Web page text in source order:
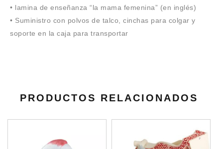
• lamina de enseñanza “la mama femenina” (en inglés)
• Suministro con polvos de talco, cinchas para colgar y
soporte en la caja para transportar
PRODUCTOS RELACIONADOS